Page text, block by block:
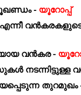
- യൂറോപ്പ്
വൻകര -
നടന്നിട്ടുള്ള
തുറമുഖം